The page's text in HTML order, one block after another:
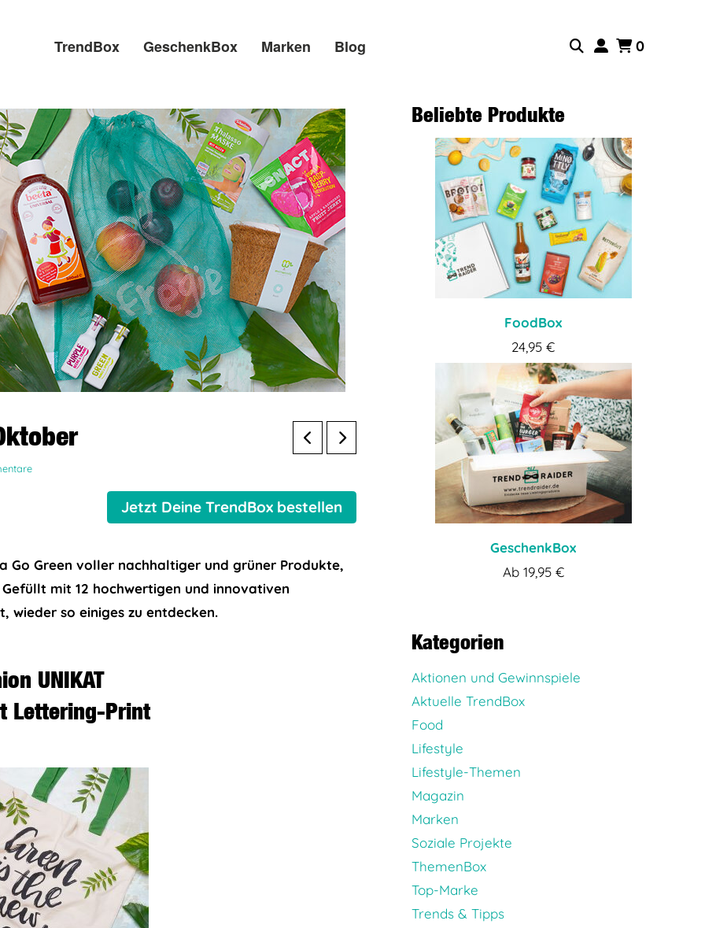
TrendBox GeschenkBox Marken Blog 0
Jetzt Deine TrendBox bestellen
Go Green voller nachhaltiger und grüner Produkte,
mit 12 hochwertigen und innovativen
wieder so einiges zu entdecken.
UNIKAT
Lettering-Print
Beliebte Produkte
FoodBox
24,95 €
GeschenkBox
Ab 19,95 €
Kategorien
Aktionen und Gewinnspiele
Aktuelle TrendBox
Food
Lifestyle
Lifestyle-Themen
Magazin
Marken
Soziale Projekte
ThemenBox
Top-Marke
Trends & Tipps